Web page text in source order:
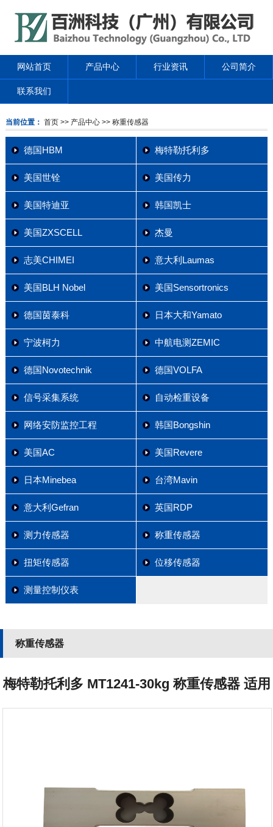
网站首页 产品中心 行业资讯 公司简介
联系我们
当前位置： 首页 >> 产品中心>> 称重传感器
德国HBM 梅特勒托利多
美国世铨 美国传力
美国特迪亚 韩国凯士
美国ZXSCELL 杰曼
志美CHIMEI 意大利Laumas
美国BLH Nobel 美国Sensortronics
德国茵泰科 日本大和Yamato
宁波柯力 中航电测ZEMIC
德国Novotechnik 德国VOLFA
信号采集系统 自动检重设备
网络安防监控工程 韩国Bongshin
美国AC 美国Revere
日本Minebea 台湾Mavin
意大利Gefran 英国RDP
测力传感器 称重传感器
扭矩传感器 位移传感器
测量控制仪表
称重传感器
梅特勒托利多 MT1241-30kg 称重传感器 适用